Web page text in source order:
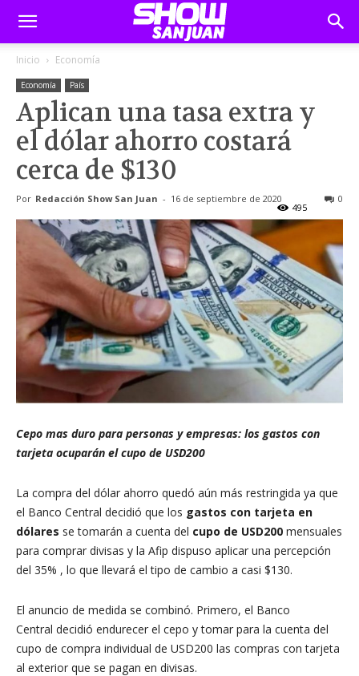
Inicio Economía
Economía País
Aplican una tasa extra y
el dólar ahorro costará
cerca de $130
Por Redacción Show San Juan - 16 de septiembre de 2020 0
495
Cepo mas duro para personas y empresas: los gastos con
tarjeta ocuparán el cupo de USD200
La compra del dólar ahorro quedó aún más restringida ya que
el Banco Central decidió que los gastos con tarjeta en
dólares se tomarán a cuenta del cupo de USD200 mensuales
para comprar divisas y la Afip dispuso aplicar una percepción
del 35% , lo que llevará el tipo de cambio a casi $130.
El anuncio de medida se combinó. Primero, el Banco
Central decidió endurecer el cepo y tomar para la cuenta del
cupo de compra individual de USD200 las compras con tarjeta
al exterior que se pagan en divisas.